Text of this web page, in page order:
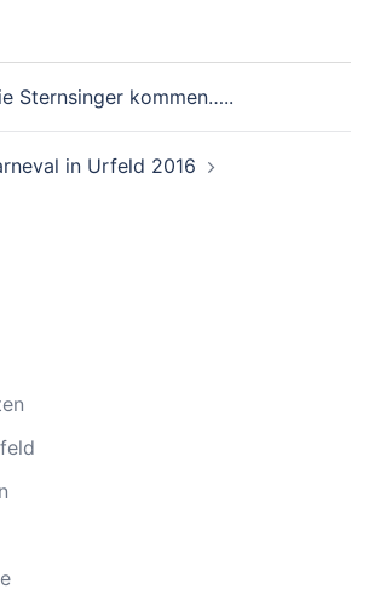
Sternsinger kommen…..
in Urfeld 2016